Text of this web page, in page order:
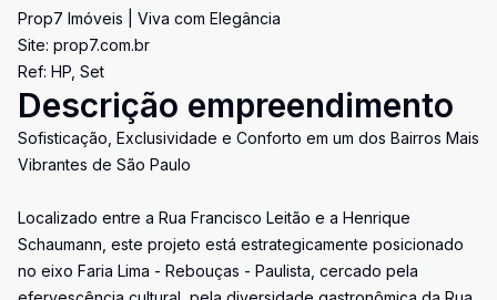
Prop7 Imóveis | Viva com Elegância
Site: prop7.com.br
Ref: HP, Set
Descrição empreendimento
Sofisticação, Exclusividade e Conforto em um dos Bairros Mais
Vibrantes de São Paulo
Localizado entre a Rua Francisco Leitão e a Henrique
Schaumann, este projeto está estrategicamente posicionado
no eixo Faria Lima - Rebouças - Paulista, cercado pela